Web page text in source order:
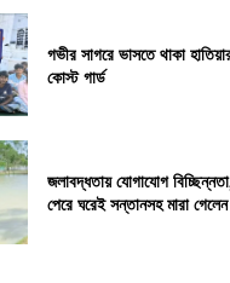
গভীর সাগরে ভাসতে থাকা
কোস্ট গার্ড
জলাবদ্ধতায় যোগাযোগ
পেরে ঘরেই সন্তানসহ মারা